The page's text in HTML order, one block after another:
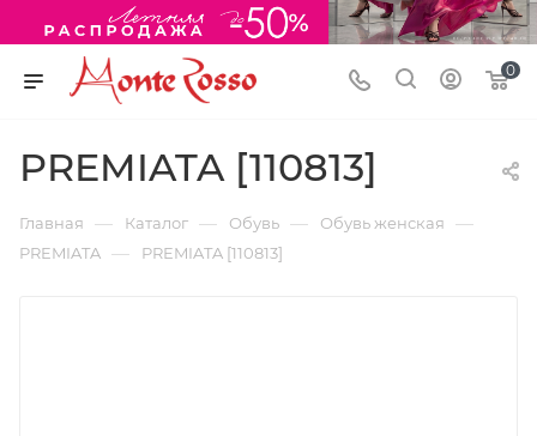
0
PREMIATA [110813]
Главная — Каталог — Обувь — Обувь женская —
PREMIATA — PREMIATA [110813]